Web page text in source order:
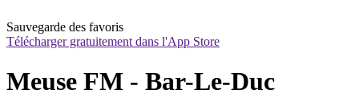
Sauvegarde des favoris
Télécharger gratuitement dans l'App Store
Meuse FM - Bar-Le-Duc